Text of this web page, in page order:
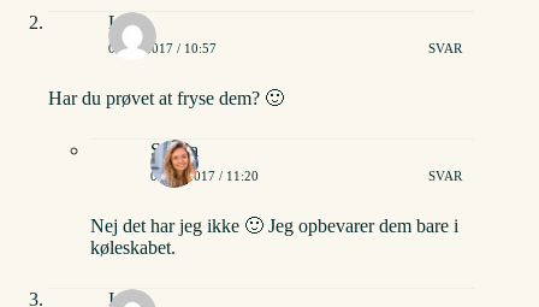
Lea
06/08/2017 / 10:57 SVAR
Har du prøvet at fryse dem? 🙂
Stinna
06/08/2017 / 11:20 SVAR
Nej det har jeg ikke 🙂 Jeg opbevarer dem bare i
køleskabet.
Inger